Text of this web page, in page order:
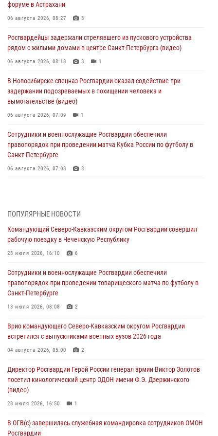
форуме в Астрахани
06 августа 2026, 08:27 3
Росгвардейцы задержали стрелявшего из пускового устройства
рядом с жилыми домами в центре Санкт-Петербурга (видео)
06 августа 2026, 08:18 3 1
В Новосибирске спецназ Росгвардии оказал содействие при
задержании подозреваемых в похищении человека и
вымогательстве (видео)
06 августа 2026, 07:09 1
Сотрудники и военнослужащие Росгвардии обеспечили
правопорядок при проведении матча Кубка России по футболу в
Санкт-Петербурге
06 августа 2026, 07:03 3
06 августа 2026, 06:30
В Бурятии и Приамурье росгвардейцы задержали подозреваемых в
незаконном обороте наркотиков
06 августа 2026, 06:15
На Сахалине при участии СОБР Росгвардии пресекли нелегальную
добычу биоресурсов
06 августа 2026, 05:12
06 августа 2026, 05:00
Выпускники вузов Росгвардии прибыли для прохождения службы
06 августа 2026, 04:00
ПОПУЛЯРНЫЕ НОВОСТИ
Командующий Северо-Кавказским округом Росгвардии совершил
рабочую поездку в Чеченскую Республику
23 июля 2026, 16:10 6
Сотрудники и военнослужащие Росгвардии обеспечили
правопорядок при проведении товарищеского матча по футболу в
Санкт-Петербурге
13 июля 2026, 08:08 2
Врио командующего Северо-Кавказским округом Росгвардии
встретился с выпускниками военных вузов 2026 года
04 августа 2026, 05:00 2
Директор Росгвардии Герой России генерал армии Виктор Золотов
посетил кинологический центр ОДОН имени Ф.Э. Дзержинского
(видео)
28 июля 2026, 16:50 1
В ОГВ(с) завершилась служебная командировка сотрудников ОМОН
Росгвардии